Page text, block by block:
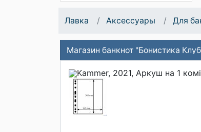
Лавка Аксессуары Для
Магазин банкнот "Бонистика